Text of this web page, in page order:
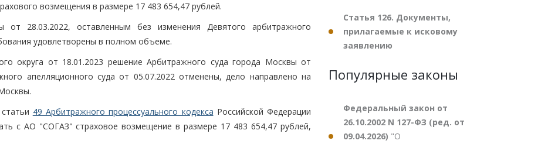
возмещения в размере 17 483 654,47 рублей.
28.03.2022, оставленным без изменения Девятого арбитражного
удовлетворены в полном объеме.
округа от 18.01.2023 решение Арбитражного суда города Москвы от
апелляционного суда от 05.07.2022 отменены, дело направлено на
49 Арбитражного процессуального кодекса Российской Федерации
с АО "СОГАЗ" страховое возмещение в размере 17 483 654,47 рублей,
Статья 126. Документы,
прилагаемые к исковому
заявлению
Популярные законы
Федеральный закон от
26.10.2002 N 127-ФЗ (ред. от
09.04.2026) "О